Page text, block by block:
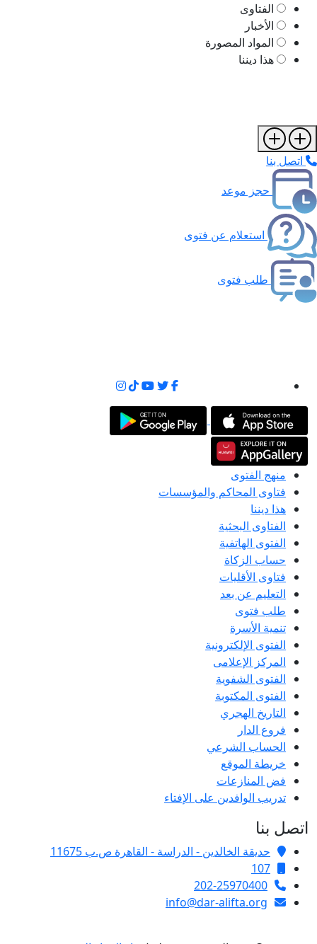
الفتاوى
الأخبار
المواد المصورة
هذا ديننا
اتصل بنا
حجز موعد
استعلام عن فتوى
طلب فتوى
منهج الفتوى
فتاوى المحاكم والمؤسسات
هذا ديننا
الفتاوى البحثية
الفتوى الهاتفية
حساب الزكاة
فتاوى الأقليات
التعليم عن بعد
طلب فتوى
تنمية الأسرة
الفتوى الإلكترونية
المركز الإعلامى
الفتوى الشفوية
الفتوى المكتوبة
التاريخ الهجري
فروع الدار
الحساب الشرعي
خريطة الموقع
فض المنازعات
تدريب الوافدين على الإفتاء
اتصل بنا
حديقة الخالدين - الدراسة - القاهرة ص.ب 11675
107
202-25970400
info@dar-alifta.org